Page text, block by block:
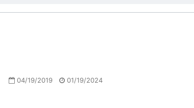
04/19/2019 01/19/2024